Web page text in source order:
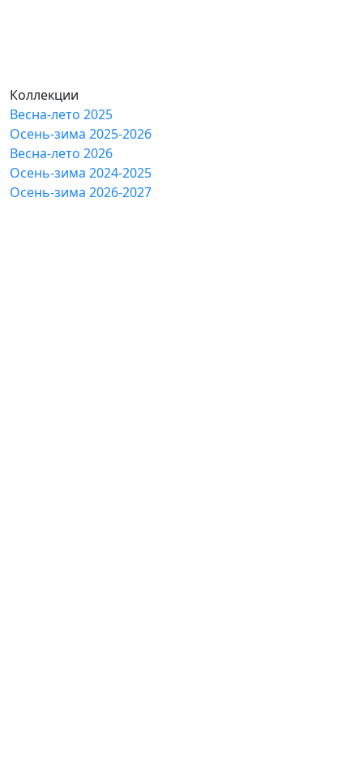
Коллекции
Весна-лето 2025
Осень-зима 2025-2026
Весна-лето 2026
Осень-зима 2024-2025
Осень-зима 2026-2027